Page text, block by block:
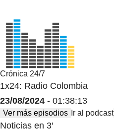
Crónica 24/7
1x24: Radio Colombia
23/08/2024 - 01:38:13
Ver más episodios Ir al podcast
Noticias en 3′